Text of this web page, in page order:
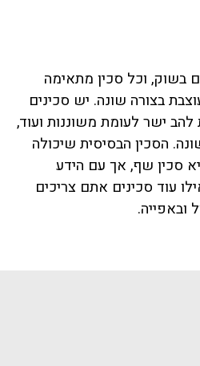
בשוק, וכל סכין מתאימה
בצורה שונה. יש סכינים
ישר לעומת משוננות ועוד,
הסכין הבסיסית שיכולה
סכין שף, אך עם הידע
עוד סכינים אתם צריכים
ובאפייה.